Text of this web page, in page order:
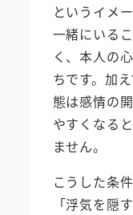
というイメ
一緒にいる
く、本人の
ちです。加
態は感情の
やすくなる
ません。
こうした条
「浮気を隠